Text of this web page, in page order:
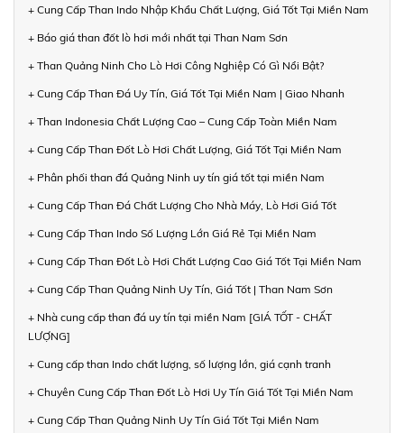
+ Cung Cấp Than Indo Nhập Khẩu Chất Lượng, Giá Tốt Tại Miền Nam
+ Báo giá than đốt lò hơi mới nhất tại Than Nam Sơn
+ Than Quảng Ninh Cho Lò Hơi Công Nghiệp Có Gì Nổi Bật?
+ Cung Cấp Than Đá Uy Tín, Giá Tốt Tại Miền Nam | Giao Nhanh
+ Than Indonesia Chất Lượng Cao – Cung Cấp Toàn Miền Nam
+ Cung Cấp Than Đốt Lò Hơi Chất Lượng, Giá Tốt Tại Miền Nam
+ Phân phối than đá Quảng Ninh uy tín giá tốt tại miền Nam
+ Cung Cấp Than Đá Chất Lượng Cho Nhà Máy, Lò Hơi Giá Tốt
+ Cung Cấp Than Indo Số Lượng Lớn Giá Rẻ Tại Miền Nam
+ Cung Cấp Than Đốt Lò Hơi Chất Lượng Cao Giá Tốt Tại Miền Nam
+ Cung Cấp Than Quảng Ninh Uy Tín, Giá Tốt | Than Nam Sơn
+ Nhà cung cấp than đá uy tín tại miền Nam [GIÁ TỐT - CHẤT
LƯỢNG]
+ Cung cấp than Indo chất lượng, số lượng lớn, giá cạnh tranh
+ Chuyên Cung Cấp Than Đốt Lò Hơi Uy Tín Giá Tốt Tại Miền Nam
+ Cung Cấp Than Quảng Ninh Uy Tín Giá Tốt Tại Miền Nam